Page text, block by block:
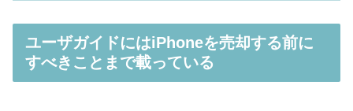
ユーザガイドにはiPhoneを売却する前に
すべきことまで載っている